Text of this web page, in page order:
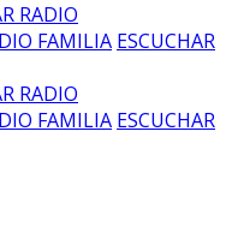
RADIO
FAMILIA ESCUCHAR
RADIO
FAMILIA ESCUCHAR